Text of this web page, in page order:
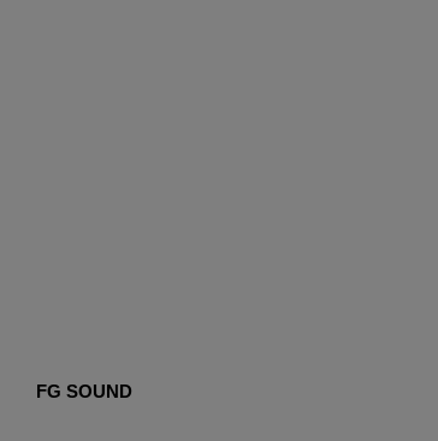
FG SOUND